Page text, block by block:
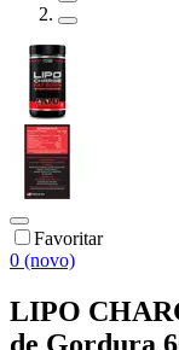
Favoritar
0 (novo)
LIPO
de Gordura